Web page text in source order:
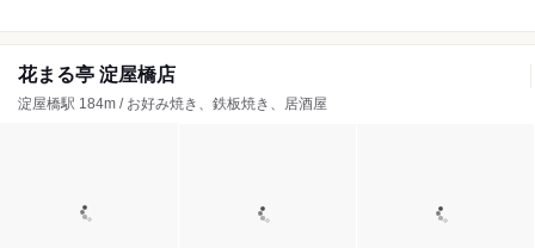
花まる亭 淀屋橋店
淀屋橋駅 184m / お好み焼き、鉄板焼き、居酒屋